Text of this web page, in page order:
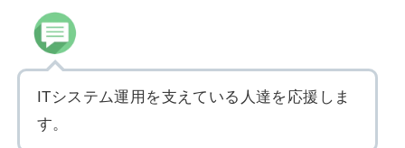
ITシステム運用を支えている人達を応援しま
す。